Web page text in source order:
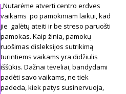
„Nutarėme atverti centro erdves
vaikams po pamokiniam laikui, kad
jie galėtų ateiti ir be streso paruošti
pamokas. Kaip žinia, pamokų
ruošimas disleksijos sutrikimą
turintiems vaikams yra didžiulis
iššūkis. Dažnai tėveliai, bandydami
padėti savo vaikams, ne tiek
padeda, kiek patys susinervuoja,